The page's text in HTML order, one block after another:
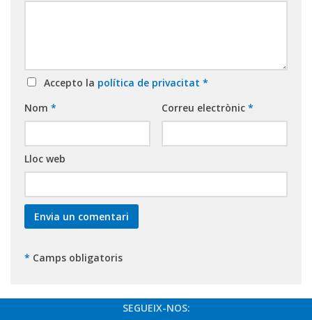
Accepto la política de privacitat *
Nom * Correu electrònic *
Lloc web
* Camps obligatoris
SEGUEIX-NOS: